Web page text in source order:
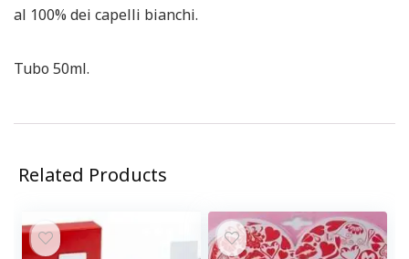
al 100% dei capelli bianchi.
Tubo 50ml.
Related Products